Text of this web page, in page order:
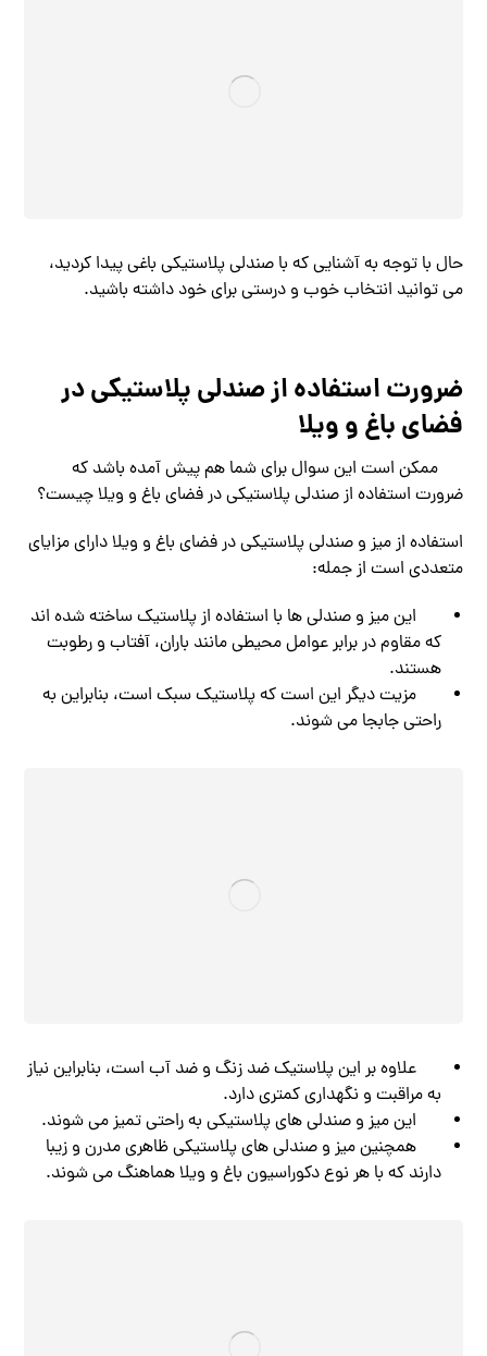
حال با توجه به آشنایی که با صندلی پلاستیکی باغی پیدا کردید،
می توانید انتخاب خوب و درستی برای خود داشته باشید.
ضرورت استفاده از صندلی پلاستیکی در
فضای باغ و ویلا
ممکن است این سوال برای شما هم پیش آمده باشد که
ضرورت استفاده از صندلی پلاستیکی در فضای باغ و ویلا چیست؟
استفاده از میز و صندلی پلاستیکی در فضای باغ و ویلا دارای مزایای
متعددی است از جمله:
این میز و صندلی ها با استفاده از پلاستیک ساخته شده اند
که مقاوم در برابر عوامل محیطی مانند باران، آفتاب و رطوبت
هستند.
مزیت دیگر این است که پلاستیک سبک است، بنابراین به
راحتی جابجا می شوند.
علاوه بر این پلاستیک ضد زنگ و ضد آب است، بنابراین نیاز
به مراقبت و نگهداری کمتری دارد.
این میز و صندلی ‌های پلاستیکی به راحتی تمیز می شوند.
همچنین میز و صندلی های پلاستیکی ظاهری مدرن و زیبا
دارند که با هر نوع دکوراسیون باغ و ویلا هماهنگ می ‌شوند.